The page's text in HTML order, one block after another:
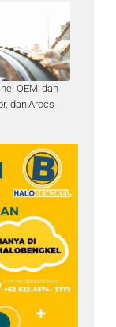
OEM, dan
dan Arocs